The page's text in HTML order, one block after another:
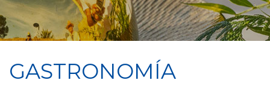
GASTRONOMÍA